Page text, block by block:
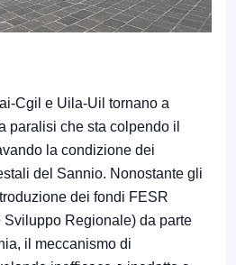
Cgil e Uila-Uil tornano a
paralisi che sta colpendo il
la condizione dei
del Sannio. Nonostante gli
dei fondi FESR
Sviluppo Regionale) da parte
il meccanismo di